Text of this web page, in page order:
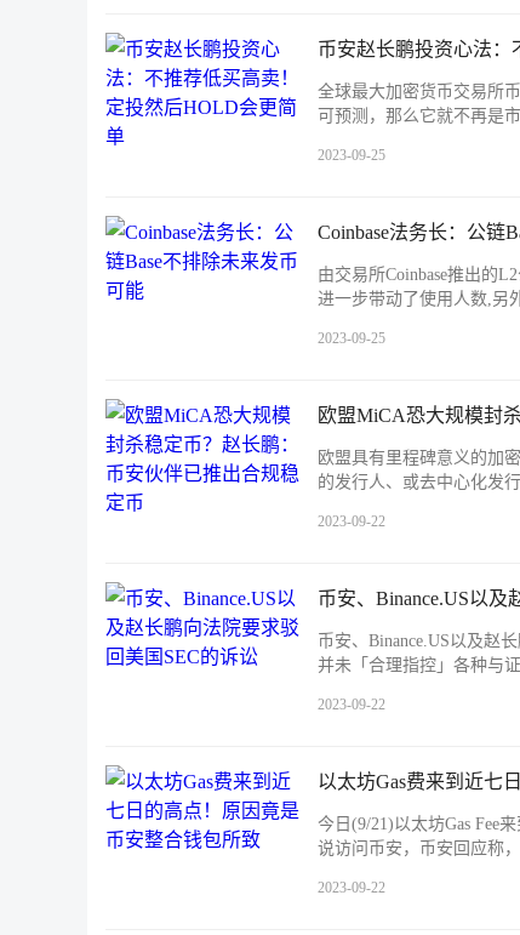
币安赵长鹏投资心法
全球最大加密货币交易所
可预测，那么它就不再是
2023-09-25
Coinbase法务长：公链
由交易所Coinbase推出的
进一步带动了使用人数,另
2023-09-25
欧盟MiCA恐大规模封
欧盟具有里程碑意义的加
的发行人、或去中心化发
2023-09-22
币安、Binance.US以
币安、Binance.US以及赵
并未「合理指控」各种与
2023-09-22
以太坊Gas费来到近七
今日(9/21)以太坊Gas Fee
说访问币安，币安回应称
2023-09-22